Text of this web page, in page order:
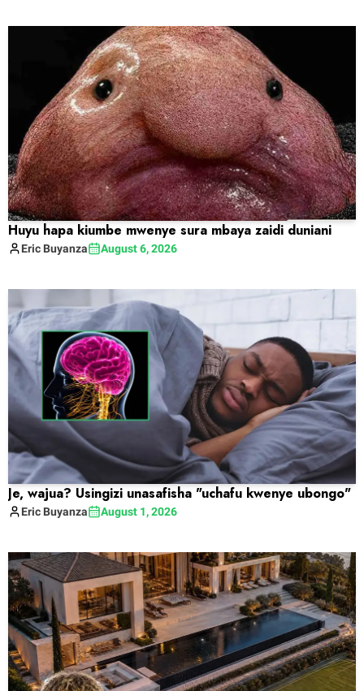
Huyu hapa kiumbe mwenye sura mbaya zaidi duniani
Eric Buyanza August 6, 2026
Je, wajua? Usingizi unasafisha "uchafu kwenye ubongo"
Eric Buyanza August 1, 2026